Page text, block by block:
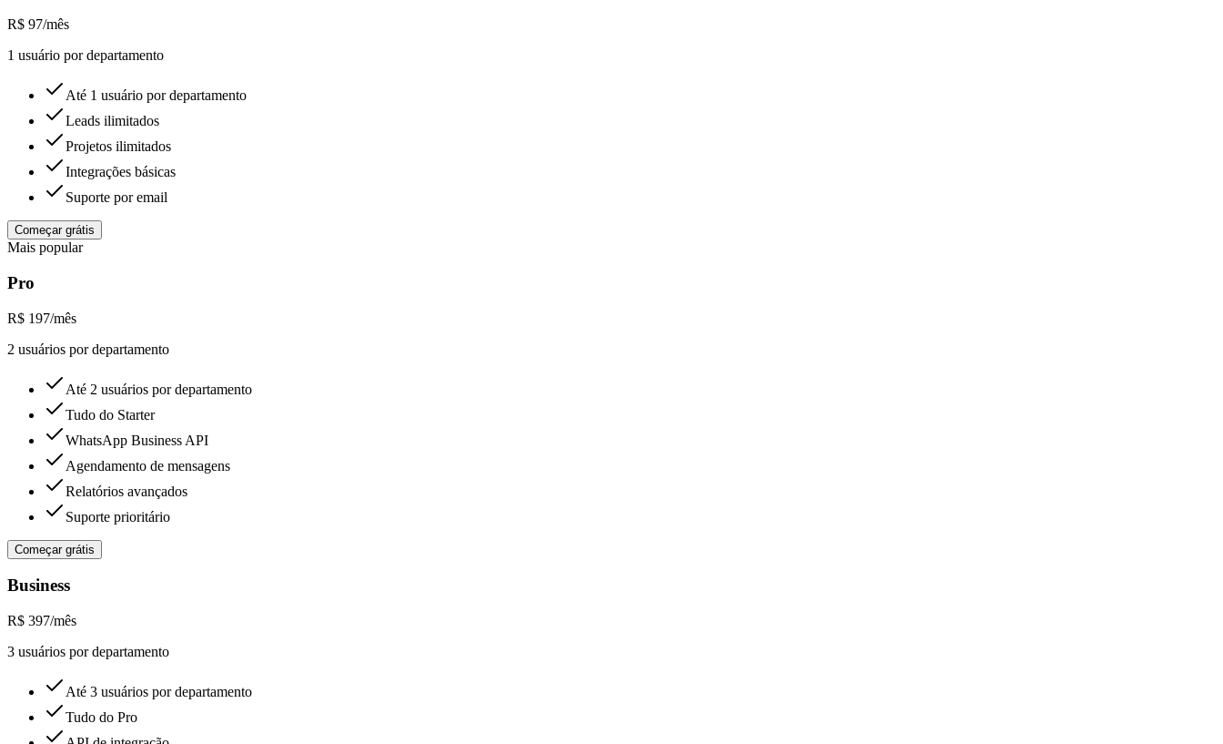
R$ 97/mês
1 usuário por departamento
Até 1 usuário por departamento
Leads ilimitados
Projetos ilimitados
Integrações básicas
Suporte por email
Começar grátis
Mais popular
Pro
R$ 197/mês
2 usuários por departamento
Até 2 usuários por departamento
Tudo do Starter
WhatsApp Business API
Agendamento de mensagens
Relatórios avançados
Suporte prioritário
Começar grátis
Business
R$ 397/mês
3 usuários por departamento
Até 3 usuários por departamento
Tudo do Pro